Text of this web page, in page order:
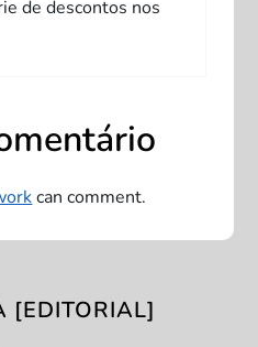
de descontos nos
can comment.
[EDITORIAL]